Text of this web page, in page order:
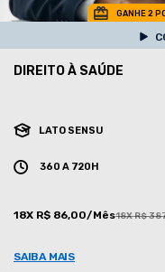
GANHE 2
DIREITO À SAÚDE
LATO SENSU
360 A 720H
18X R$ 86,00/Mês18X R$
SAIBA MAIS